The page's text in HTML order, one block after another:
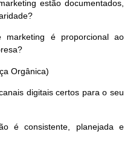
estão documentados,
é proporcional ao
Orgânica)
digitais certos para o seu
é consistente, planejada e